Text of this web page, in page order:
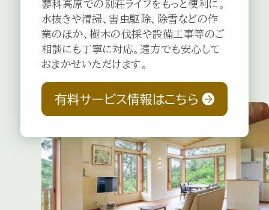
2026.07.23
消防団の林野巡視がありましたlink
【8/15】諏訪湖祭湖上花火大会 茅野駅
への送迎バス運行について
link
2026.07.18
三井の森蓼科ゴルフ倶楽部「夏のディナー
イベント」のご紹介link
蓼科高原での別荘ライフをもっと便利に。
水抜きや清掃、害虫駆除、除雪などの作
業のほか、樹木の伐採や設備工事等のご
相談にも丁寧に対応。遠方でも安心して
おまかせいただけます。
有料サービス情報はこちら